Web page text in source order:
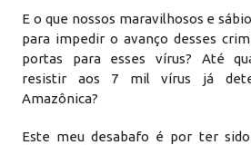
E o que nossos maravilhosos e
para impedir o avanço desses
portas para esses vírus? Até
resistir aos 7 mil vírus já
Amazônica?
Este meu desabafo é por ter